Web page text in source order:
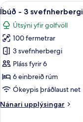
svefnherbergi
Skoða
allar
myndir
fyrir
Íbúð
-
3
svefnherbergi
10
Íbúð - 3 svefnherbergi
Útsýni yfir golfvöll
100 fermetrar
3 svefnherbergi
Pláss fyrir 6
6 einbreið rúm
Ókeypis þráðlaust net
Nánari upplýsingar
Nánari